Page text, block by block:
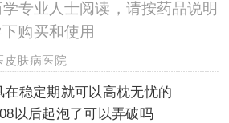
专业人士阅读，请按药品说明
购买和使用
皮肤病医院
在稳定期就可以高枕无忧的
以后起泡了可以弄破吗